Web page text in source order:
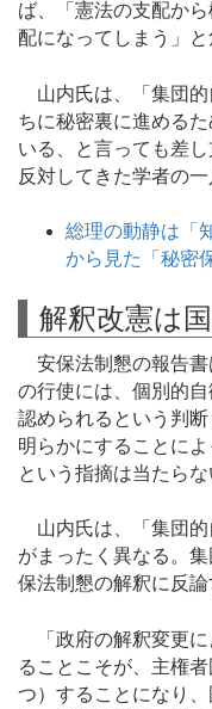
ば、「憲法の支配か
配になってしまう」と
山内氏は、「集団的
ちに秘密裏に進める
いる、と言っても差
反対してきた学者の一
総理の動静は「
から見た「秘密
解釈改憲は
安保法制懇の報告書
の行使には、個別的
認められるという判
明らかにすることに
という指摘は当たらな
山内氏は、「集団的
がまったく異なる。
保法制懇の解釈に反論
「政府の解釈変更に
ることこそが、主権
つ）することになり